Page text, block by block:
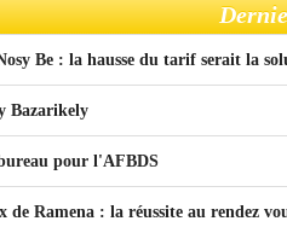
Be : la hausse du tarif serait la
Bazarikely
pour l'AFBDS
de Ramena : la réussite au rendez